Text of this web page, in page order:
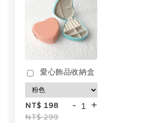
愛心飾品收納盒
NT$ 198
NT$ 299
- +